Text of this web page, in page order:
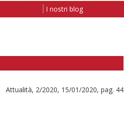
I nostri blog
Attualità, 2/2020, 15/01/2020, pag. 44